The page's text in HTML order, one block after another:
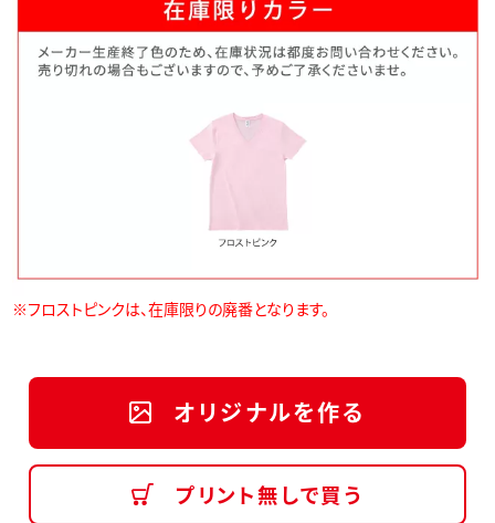
※フロストピンクは、在庫限りの廃番となります。
オリジナルを作る
プリント無しで買う